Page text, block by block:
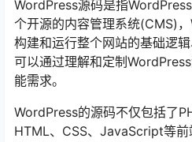
WordPress源码是指
个开源的内容管理系统(CMS)
构建和运行整个网站的基础逻
可以通过理解和定制
能需求。
WordPress的源码不仅包括了
HTML、CSS、JavaScript等前